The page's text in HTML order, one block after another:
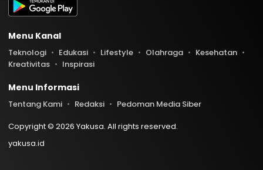
Menu Kanal
Teknologi Edukasi Lifestyle Olahraga
Kesehatan
Kreativitas
Inspirasi
Menu Informasi
Tentang Kami Redaksi
Pedoman Media Siber
Copyright © 2026 Yakusa. All rights reserved.
yakusa.id